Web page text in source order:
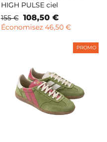
HIGH PULSE ciel
Prix
normal
155 € Prix
remisé
108,50 €
Économisez 46,50 €
PROMO